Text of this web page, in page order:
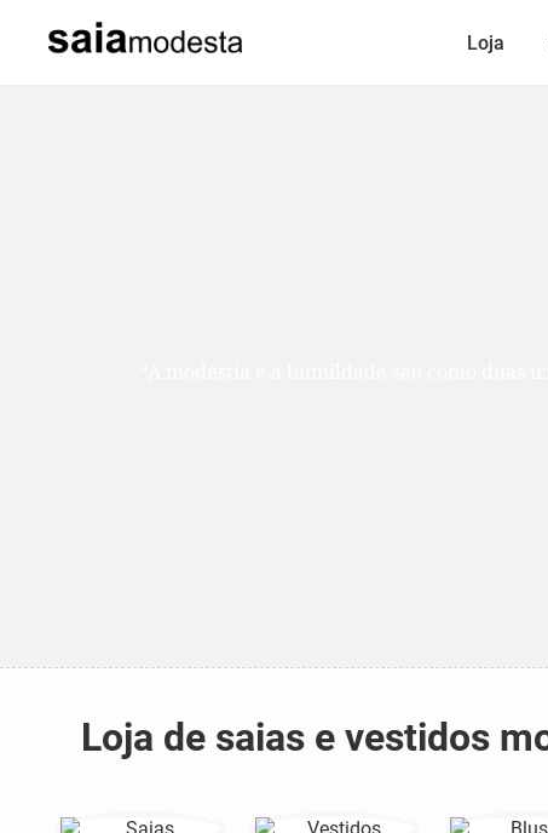
Loja
Loja de saias e vestidos